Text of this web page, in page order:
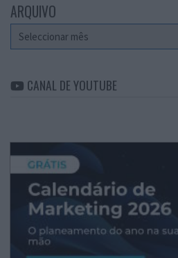
ARQUIVO
Arquivo
CANAL DE YOUTUBE